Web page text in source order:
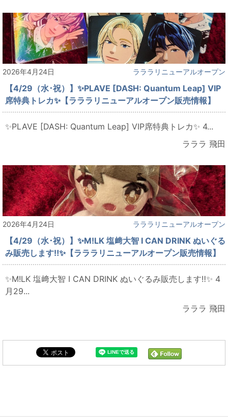
2026年4月24日 ラララリニューアルオープン
【4/29（水･祝）】✨PLAVE [DASH: Quantum Leap] VIP
席特典トレカ✨【ラララリニューアルオープン販売情報】
✨PLAVE [DASH: Quantum Leap] VIP席特典トレカ✨ 4...
ラララ 飛田
2026年4月24日 ラララリニューアルオープン
【4/29（水･祝）】✨M!LK 塩﨑大智 I CAN DRINK ぬいぐる
み販売します‼✨【ラララリニューアルオープン販売情報】
✨M!LK 塩﨑大智 I CAN DRINK ぬいぐるみ販売します‼✨ 4
月29...
ラララ 飛田